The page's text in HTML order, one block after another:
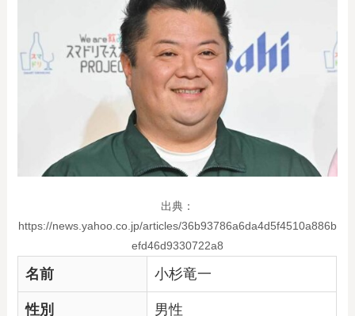
出典：
https://news.yahoo.co.jp/articles/36b93786a6da4d5f4510a886b
efd46d9330722a8
名前 小杉竜一
性別 男性